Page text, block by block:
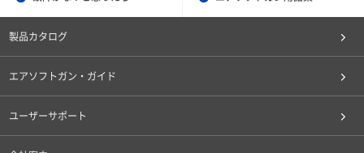
製品カタログ
エアソフトガン・ガイド
ユーザーサポート